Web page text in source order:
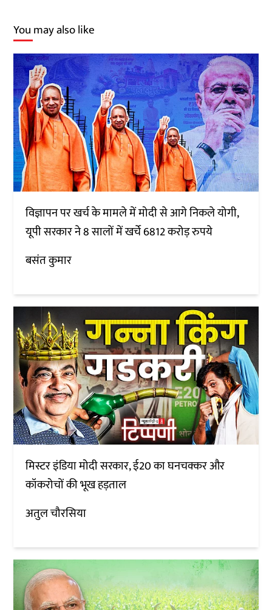
You may also like
विज्ञापन पर खर्च के मामले में मोदी से आगे निकले योगी,
यूपी सरकार ने 8 सालों में खर्चे 6812 करोड़ रुपये
बसंत कुमार
मिस्टर इंडिया मोदी सरकार, ई20 का घनचक्कर और
कॉकरोचों की भूख हड़ताल
अतुल चौरसिया